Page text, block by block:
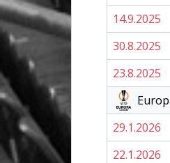
14.9.2025
30.8.2025
23.8.2025
29.1.2026
22.1.2026